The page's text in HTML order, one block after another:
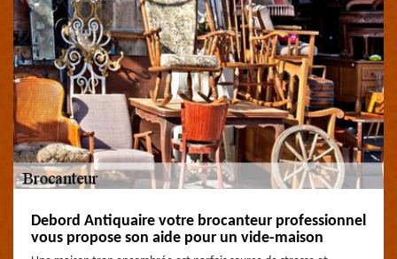
Debord Antiquaire votre brocanteur professionnel
vous propose son aide pour un vide-maison